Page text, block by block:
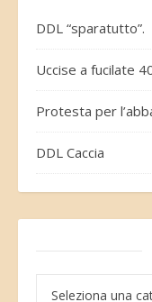
DDL “sparatutto”.
Uccise a fucilate
Protesta per
DDL Caccia